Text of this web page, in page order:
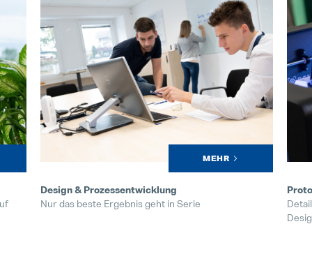
MEHR
Prototypen
Detailgetreue Bauteile für Fertigungstests oder
Ein